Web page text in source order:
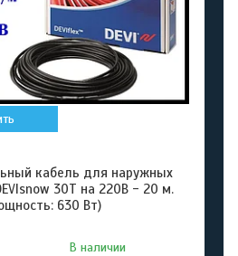
кабель для наружных
30T на 220В - 20 м.
630 Вт)
В наличии